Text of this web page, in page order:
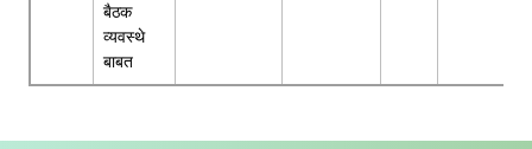
बैठक
व्यवस्थे
बाबत